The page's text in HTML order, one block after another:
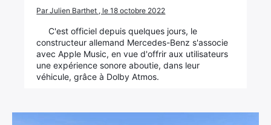
Par Julien Barthet , le 18 octobre 2022
C'est officiel depuis quelques jours, le
constructeur allemand Mercedes-Benz s'associe
avec Apple Music, en vue d'offrir aux utilisateurs
une expérience sonore aboutie, dans leur
véhicule, grâce à Dolby Atmos.